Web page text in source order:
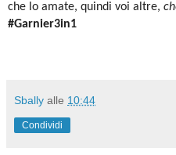
che lo amate, quindi voi altre,
#Garnier3in1
Sbally alle 10:44
Condividi